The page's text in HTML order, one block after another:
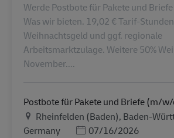
Werde Postbote für Pakete und
Was wir bieten. 19,02 € Tarif-
Weihnachtsgeld und ggf. regionale
Arbeitsmarktzulage. Weitere 50%
November....
Postbote für Pakete und Briefe (m/
LieuRheinfelden (Baden), Baden-
Germany
Posted Date
07/16/2026